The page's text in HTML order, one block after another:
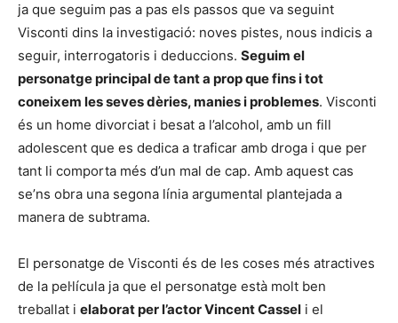
ja que seguim pas a pas els passos que va seguint
Visconti dins la investigació: noves pistes, nous indicis a
seguir, interrogatoris i deduccions. Seguim el
personatge principal de tant a prop que fins i tot
coneixem les seves dèries, manies i problemes. Visconti
és un home divorciat i besat a l’alcohol, amb un fill
adolescent que es dedica a traficar amb droga i que per
tant li comporta més d’un mal de cap. Amb aquest cas
se’ns obra una segona línia argumental plantejada a
manera de subtrama.
El personatge de Visconti és de les coses més atractives
de la pel·lícula ja que el personatge està molt ben
treballat i elaborat per l’actor Vincent Cassel i el